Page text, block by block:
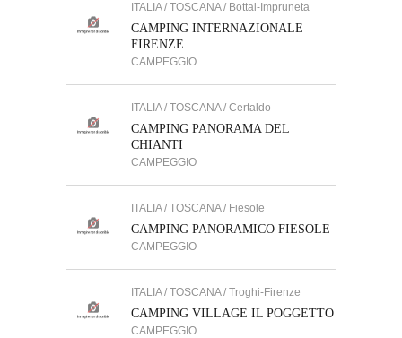
ITALIA / TOSCANA / Bottai-Impruneta
CAMPING INTERNAZIONALE
FIRENZE
CAMPEGGIO
ITALIA / TOSCANA / Certaldo
CAMPING PANORAMA DEL
CHIANTI
CAMPEGGIO
ITALIA / TOSCANA / Fiesole
CAMPING PANORAMICO FIESOLE
CAMPEGGIO
ITALIA / TOSCANA / Troghi-Firenze
CAMPING VILLAGE IL POGGETTO
CAMPEGGIO